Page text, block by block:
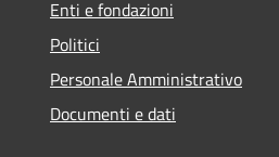
Enti e fondazioni
Politici
Personale Amministrativo
Documenti e dati